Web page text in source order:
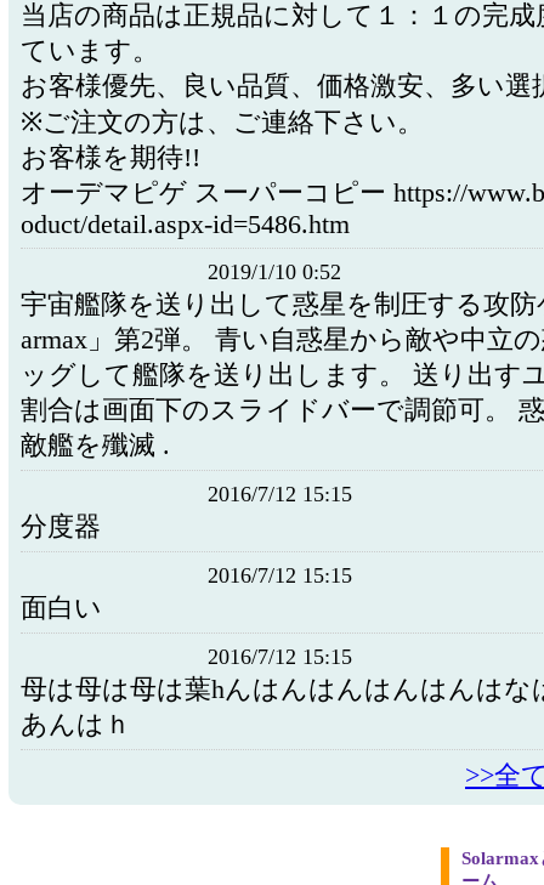
当店の商品は正規品に対して１：１の完
ています。
お客様優先、良い品質、価格激安、多い選
※ご注文の方は、ご連絡下さい。
お客様を期待!!
オーデマピゲ スーパーコピー https://
oduct/detail.aspx-id=5486.htm
2019/1/10 0:52
宇宙艦隊を送り出して惑星を制圧する攻防
armax」第2弾。 青い自惑星から敵や中立
ッグして艦隊を送り出します。 送り出す
割合は画面下のスライドバーで調節可。
敵艦を殲滅 .
2016/7/12 15:15
分度器
2016/7/12 15:15
面白い
2016/7/12 15:15
母は母は母は葉hんはんはんはんはんはな
あんはｈ
>>全
Solarmax